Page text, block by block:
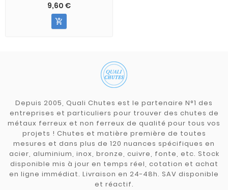
9,60 €

Depuis 2005, Quali Chutes est le partenaire N°1 des
entreprises et particuliers pour trouver des chutes de
métaux ferreux et non ferreux de qualité pour tous vos
projets ! Chutes et matière première de toutes
mesures et dans plus de 120 nuances spécifiques en
acier, aluminium, inox, bronze, cuivre, fonte, etc. Stock
disponible mis à jour en temps réel, cotation et achat
en ligne immédiat. Livraison en 24-48h. SAV disponible
et réactif.